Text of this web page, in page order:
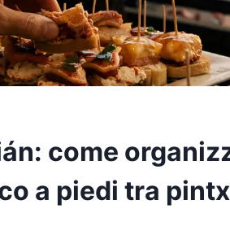
come
a piedi tra